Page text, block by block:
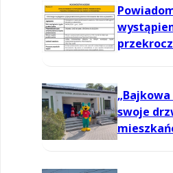
„Bajkowa
swoje